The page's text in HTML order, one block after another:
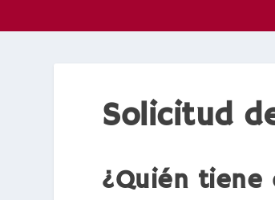
Solicitud
¿Quién tiene